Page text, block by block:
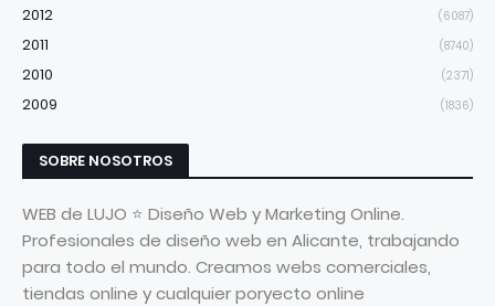
2012 (6087)
2011 (8740)
2010 (2371)
2009 (1836)
SOBRE NOSOTROS
WEB de LUJO ⭐ Diseño Web y Marketing Online.
Profesionales de diseño web en Alicante, trabajando
para todo el mundo. Creamos webs comerciales,
tiendas online y cualquier poryecto online